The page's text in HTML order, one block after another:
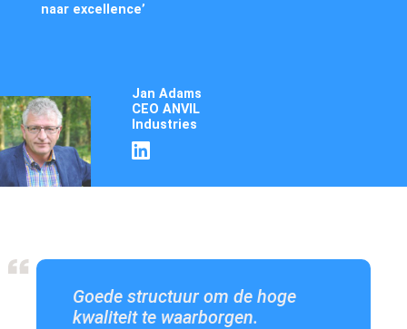
naar excellence’
Jan Adams
CEO ANVIL
Industries
Goede structuur om de hoge
kwaliteit te waarborgen.